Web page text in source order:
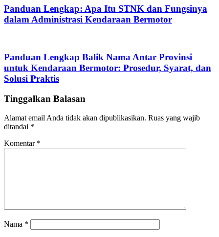
Panduan Lengkap: Apa Itu STNK dan Fungsinya
dalam Administrasi Kendaraan Bermotor
Panduan Lengkap Balik Nama Antar Provinsi
untuk Kendaraan Bermotor: Prosedur, Syarat, dan
Solusi Praktis
Tinggalkan Balasan
Alamat email Anda tidak akan dipublikasikan. Ruas yang wajib
ditandai *
Komentar *
Nama *